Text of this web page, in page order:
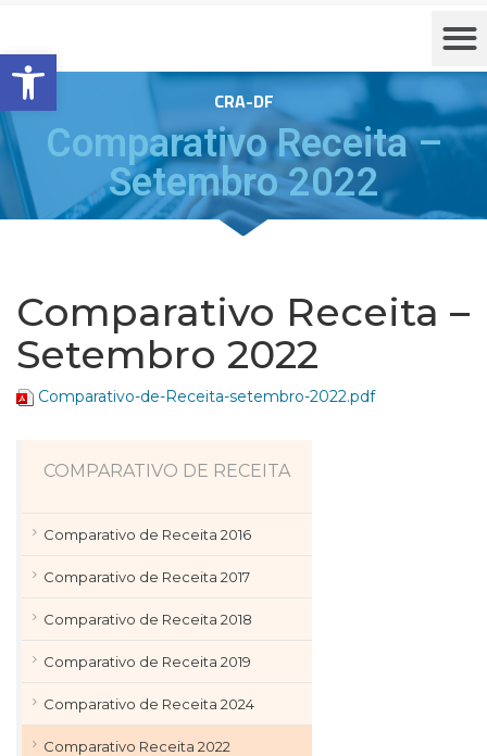
Barra de Ferramentas Aberta
CRA-DF
Comparativo Receita –
Setembro 2022
Comparativo Receita –
Setembro 2022
Comparativo-de-Receita-setembro-2022.pdf
COMPARATIVO DE RECEITA
Comparativo de Receita 2016
Comparativo de Receita 2017
Comparativo de Receita 2018
Comparativo de Receita 2019
Comparativo de Receita 2024
Comparativo Receita 2022